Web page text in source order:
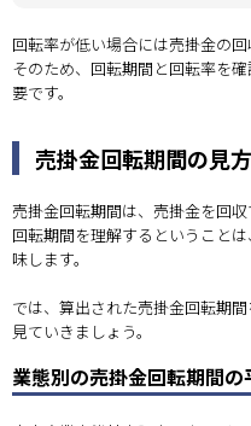
回転率が低い場合には売掛金の
そのため、回転期間と回転率を
要です。
売掛金回転期間の見方
売掛金回転期間は、売掛金を回
回転期間を理解するということ
味します。
では、算出された売掛金回転期
見ていきましょう。
業態別の売掛金回転期間